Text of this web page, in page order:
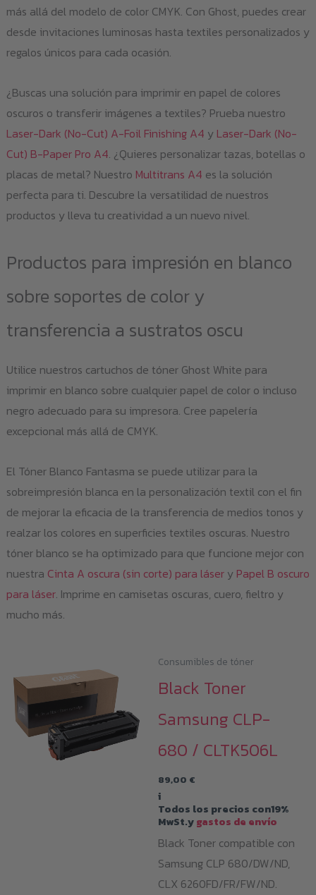
más allá del modelo de color CMYK. Con Ghost, puedes crear
desde invitaciones luminosas hasta textiles personalizados y
regalos únicos para cada ocasión.
¿Buscas una solución para imprimir en papel de colores
oscuros o transferir imágenes a textiles? Prueba nuestro
Laser-Dark (No-Cut) A-Foil Finishing A4 y Laser-Dark (No-
Cut) B-Paper Pro A4. ¿Quieres personalizar tazas, botellas o
placas de metal? Nuestro Multitrans A4 es la solución
perfecta para ti. Descubre la versatilidad de nuestros
productos y lleva tu creatividad a un nuevo nivel.
Productos para impresión en blanco
sobre soportes de color y
transferencia a sustratos oscu
Utilice nuestros cartuchos de tóner Ghost White para
imprimir en blanco sobre cualquier papel de color o incluso
negro adecuado para su impresora. Cree papelería
excepcional más allá de CMYK.
El Tóner Blanco Fantasma se puede utilizar para la
sobreimpresión blanca en la personalización textil con el fin
de mejorar la eficacia de la transferencia de medios tonos y
realzar los colores en superficies textiles oscuras. Nuestro
tóner blanco se ha optimizado para que funcione mejor con
nuestra Cinta A oscura (sin corte) para lásery Papel B oscuro
para láser. Imprime en camisetas oscuras, cuero, fieltro y
mucho más.
Consumibles de tóner
Black Toner
Samsung CLP-
680 / CLTK506L
89,00 €
i
Todos los precios con19%
MwSt.ygastos de envío
Black Toner compatible con
Samsung CLP 680/DW/ND,
CLX 6260FD/FR/FW/ND.